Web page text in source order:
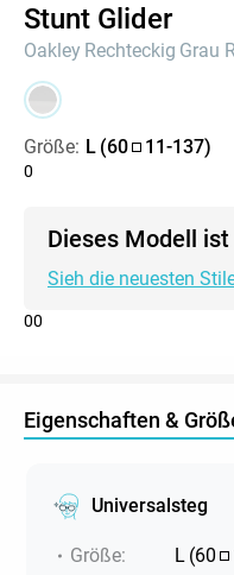
Stunt Glider
Oakley Rechteckig Grau
Größe: L (60 11-137)
0
Dieses Modell
Sieh die neuesten
00
Eigenschaften &
Universalsteg
Größe: L (60